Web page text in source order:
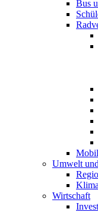
Bus
Umwelt
Wirtschaft